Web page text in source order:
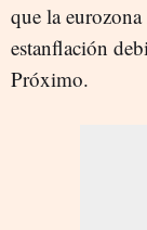
que la
estanflación
Próximo.